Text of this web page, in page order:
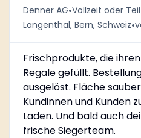
Denner AG•Vollzeit oder
Langenthal, Bern, Schweiz•
Frischprodukte, die
Regale gefüllt.
ausgelöst. Fläche
Kundinnen und Kunden
Laden. Und bald auch
frische Siegerteam.